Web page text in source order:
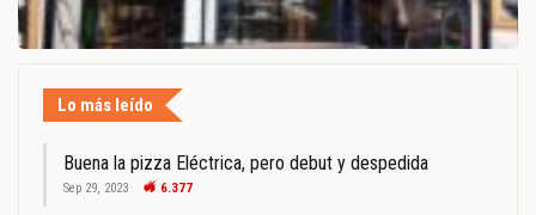
Lo más leído
Buena la pizza Eléctrica, pero debut y despedida
Sep 29, 2023 6.377